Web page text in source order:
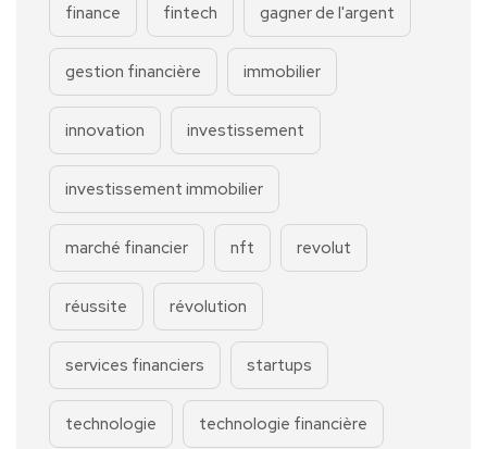
finance fintech gagner de l'argent
gestion financière immobilier
innovation investissement
investissement immobilier
marché financier nft revolut
réussite révolution
services financiers startups
technologie technologie financière